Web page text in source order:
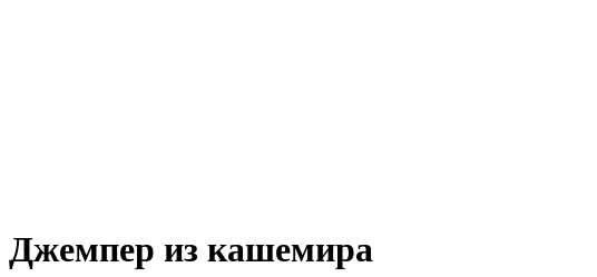
Джемпер из кашемира